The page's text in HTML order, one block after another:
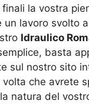
la vostra
lavoro svolto a
Idraulico
basta
sul nostro sito
che avrete
natura del